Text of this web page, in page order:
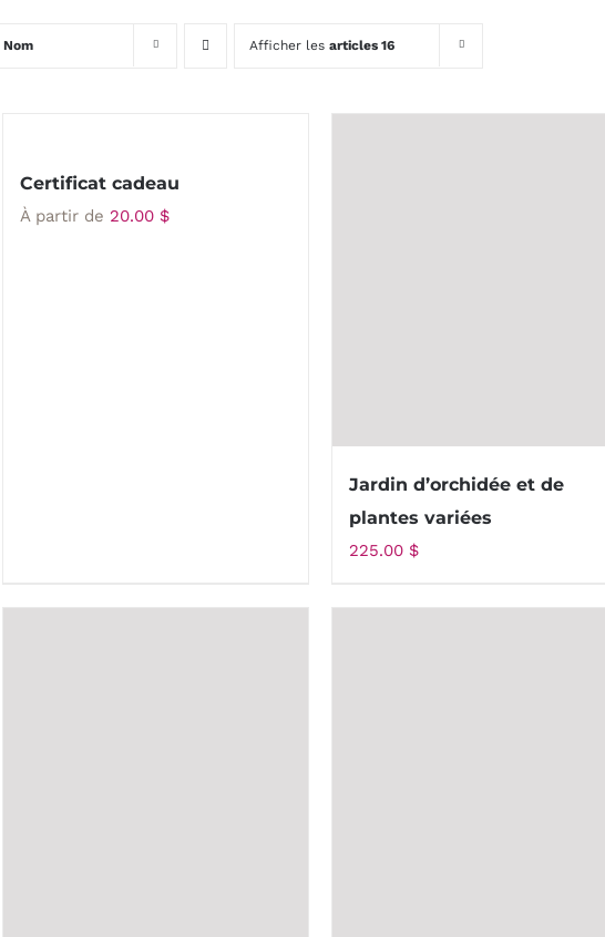
Nom Afficher les articles 16
Certificat cadeau
À partir de 20.00 $
Jardin d’orchidée et de
plantes variées
225.00 $